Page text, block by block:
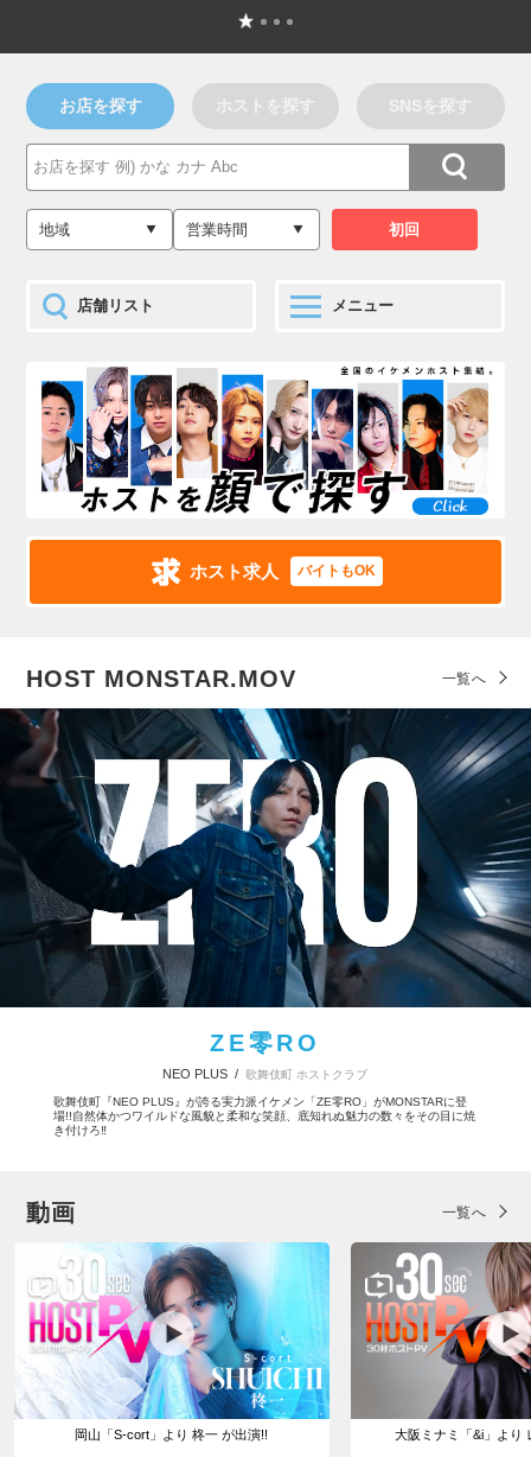
お店を探す ホストを探す SNSを探す
店舗リスト メニュー
ホスト求人 バイトもOK
HOST MONSTAR.MOV 一覧へ
ZE零RO
NEO PLUS /歌舞伎町 ホストクラブ
歌舞伎町『NEO PLUS』が誇る実力派イケメン「ZE零RO」がMONSTARに登
場!!自然体かつワイルドな風貌と柔和な笑顔、底知れぬ魅力の数々をその目に焼
き付けろ‼︎
動画 一覧へ
岡山「S-cort」より 柊一 が出演!! 大阪ミナミ「&i」より